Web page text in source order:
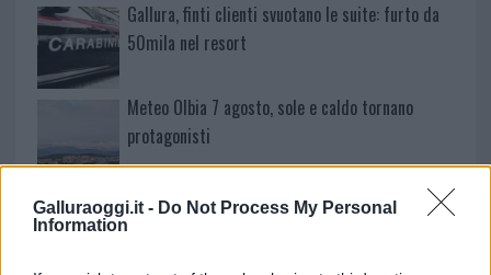
Galluraoggi.it - Do Not Process My Personal
Information
Gallura, finti clienti svuotano le suite: furto da
50mila nel resort
Meteo Olbia 7 agosto, sole e caldo tornano
protagonisti
Test tunnel Olbia: rampe chiuse ancora fino a
fine agosto